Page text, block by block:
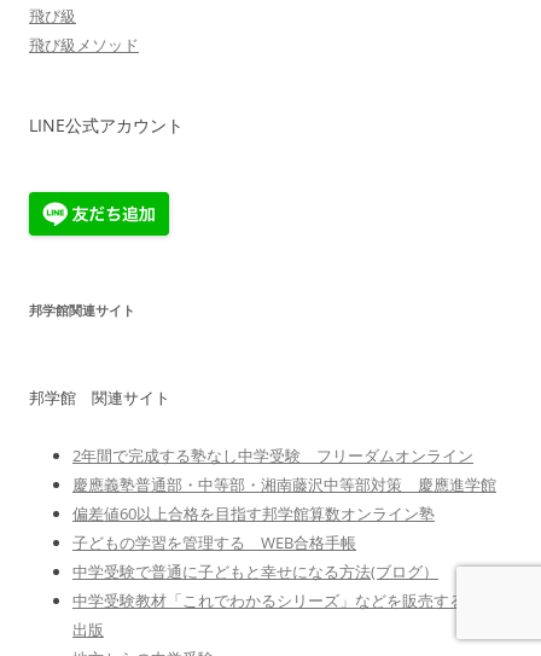
飛び級
飛び級メソッド
LINE公式アカウント
邦学館関連サイト
邦学館 関連サイト
2年間で完成する塾なし中学受験 フリーダムオンライン
慶應義塾普通部・中等部・湘南藤沢中等部対策 慶應進学館
偏差値60以上合格を目指す邦学館算数オンライン塾
子どもの学習を管理する WEB合格手帳
中学受験で普通に子どもと幸せになる方法(ブログ）
中学受験教材「これでわかるシリーズ」などを販売する邦学館
出版